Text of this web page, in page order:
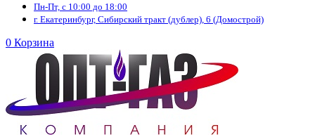
Пн-Пт, с 10:00 до 18:00
г. Екатеринбург, Сибирский тракт (дублер), 6 (Домострой)
0 Корзина